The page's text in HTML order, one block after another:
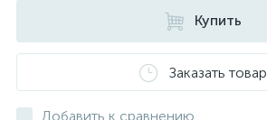
Купить
Заказать товар
Добавить к сравнению